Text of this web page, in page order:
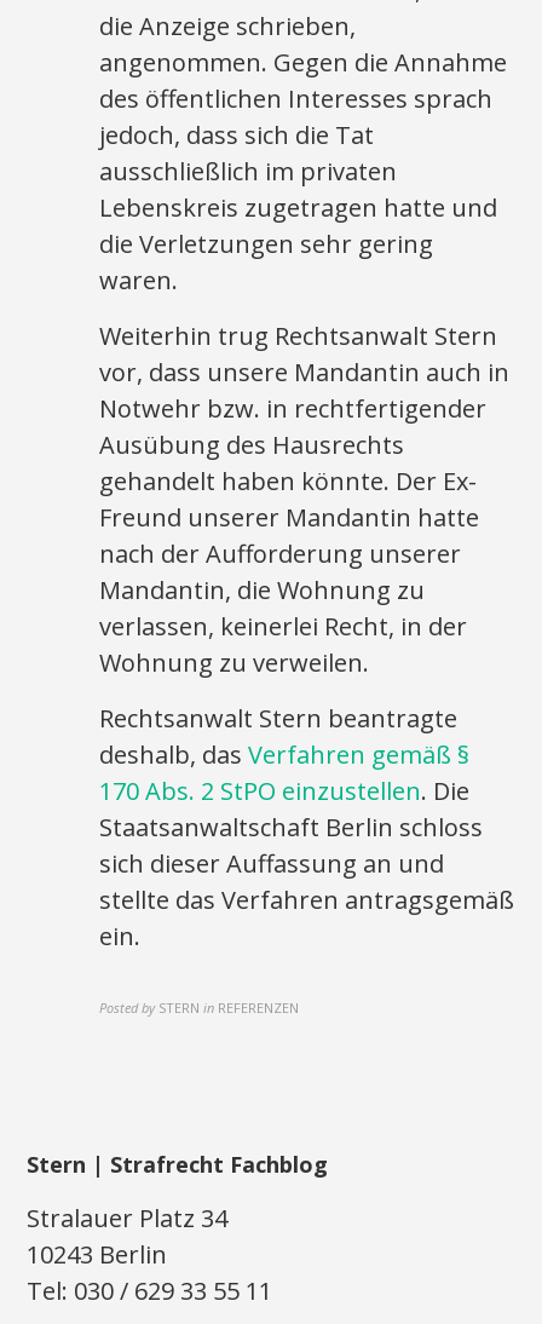
die Anzeige schrieben,
angenommen. Gegen die Annahme
des öffentlichen Interesses sprach
jedoch, dass sich die Tat
ausschließlich im privaten
Lebenskreis zugetragen hatte und
die Verletzungen sehr gering
waren.
Weiterhin trug Rechtsanwalt Stern
vor, dass unsere Mandantin auch in
Notwehr bzw. in rechtfertigender
Ausübung des Hausrechts
gehandelt haben könnte. Der Ex-
Freund unserer Mandantin hatte
nach der Aufforderung unserer
Mandantin, die Wohnung zu
verlassen, keinerlei Recht, in der
Wohnung zu verweilen.
Rechtsanwalt Stern beantragte
deshalb, das Verfahren gemäß §
170 Abs. 2 StPO einzustellen. Die
Staatsanwaltschaft Berlin schloss
sich dieser Auffassung an und
stellte das Verfahren antragsgemäß
ein.
Posted by STERN in REFERENZEN
Stern | Strafrecht Fachblog
Stralauer Platz 34
10243 Berlin
Tel: 030 / 629 33 55 11